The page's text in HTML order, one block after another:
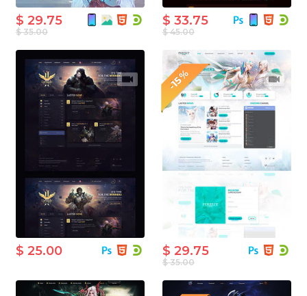
$ 35.00
$ 29.75
$ 45.00
$ 33.75
$ 25.00
-15%
$ 35.00
$ 29.75